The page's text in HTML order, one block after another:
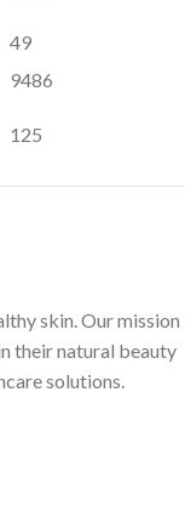
49
9486
125
skin. Our mission
their natural beauty
solutions.